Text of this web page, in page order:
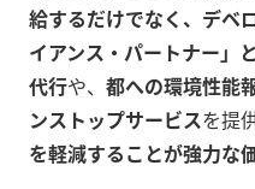
給するだけでなく、デベ
イアンス・パートナー」
代行や、 都への環境性能
ンストップサービスを提
を軽減することが強力な